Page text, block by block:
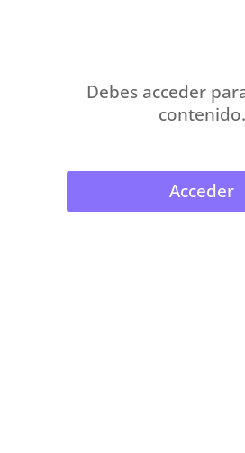
Debes acceder
contenido.
Acceder